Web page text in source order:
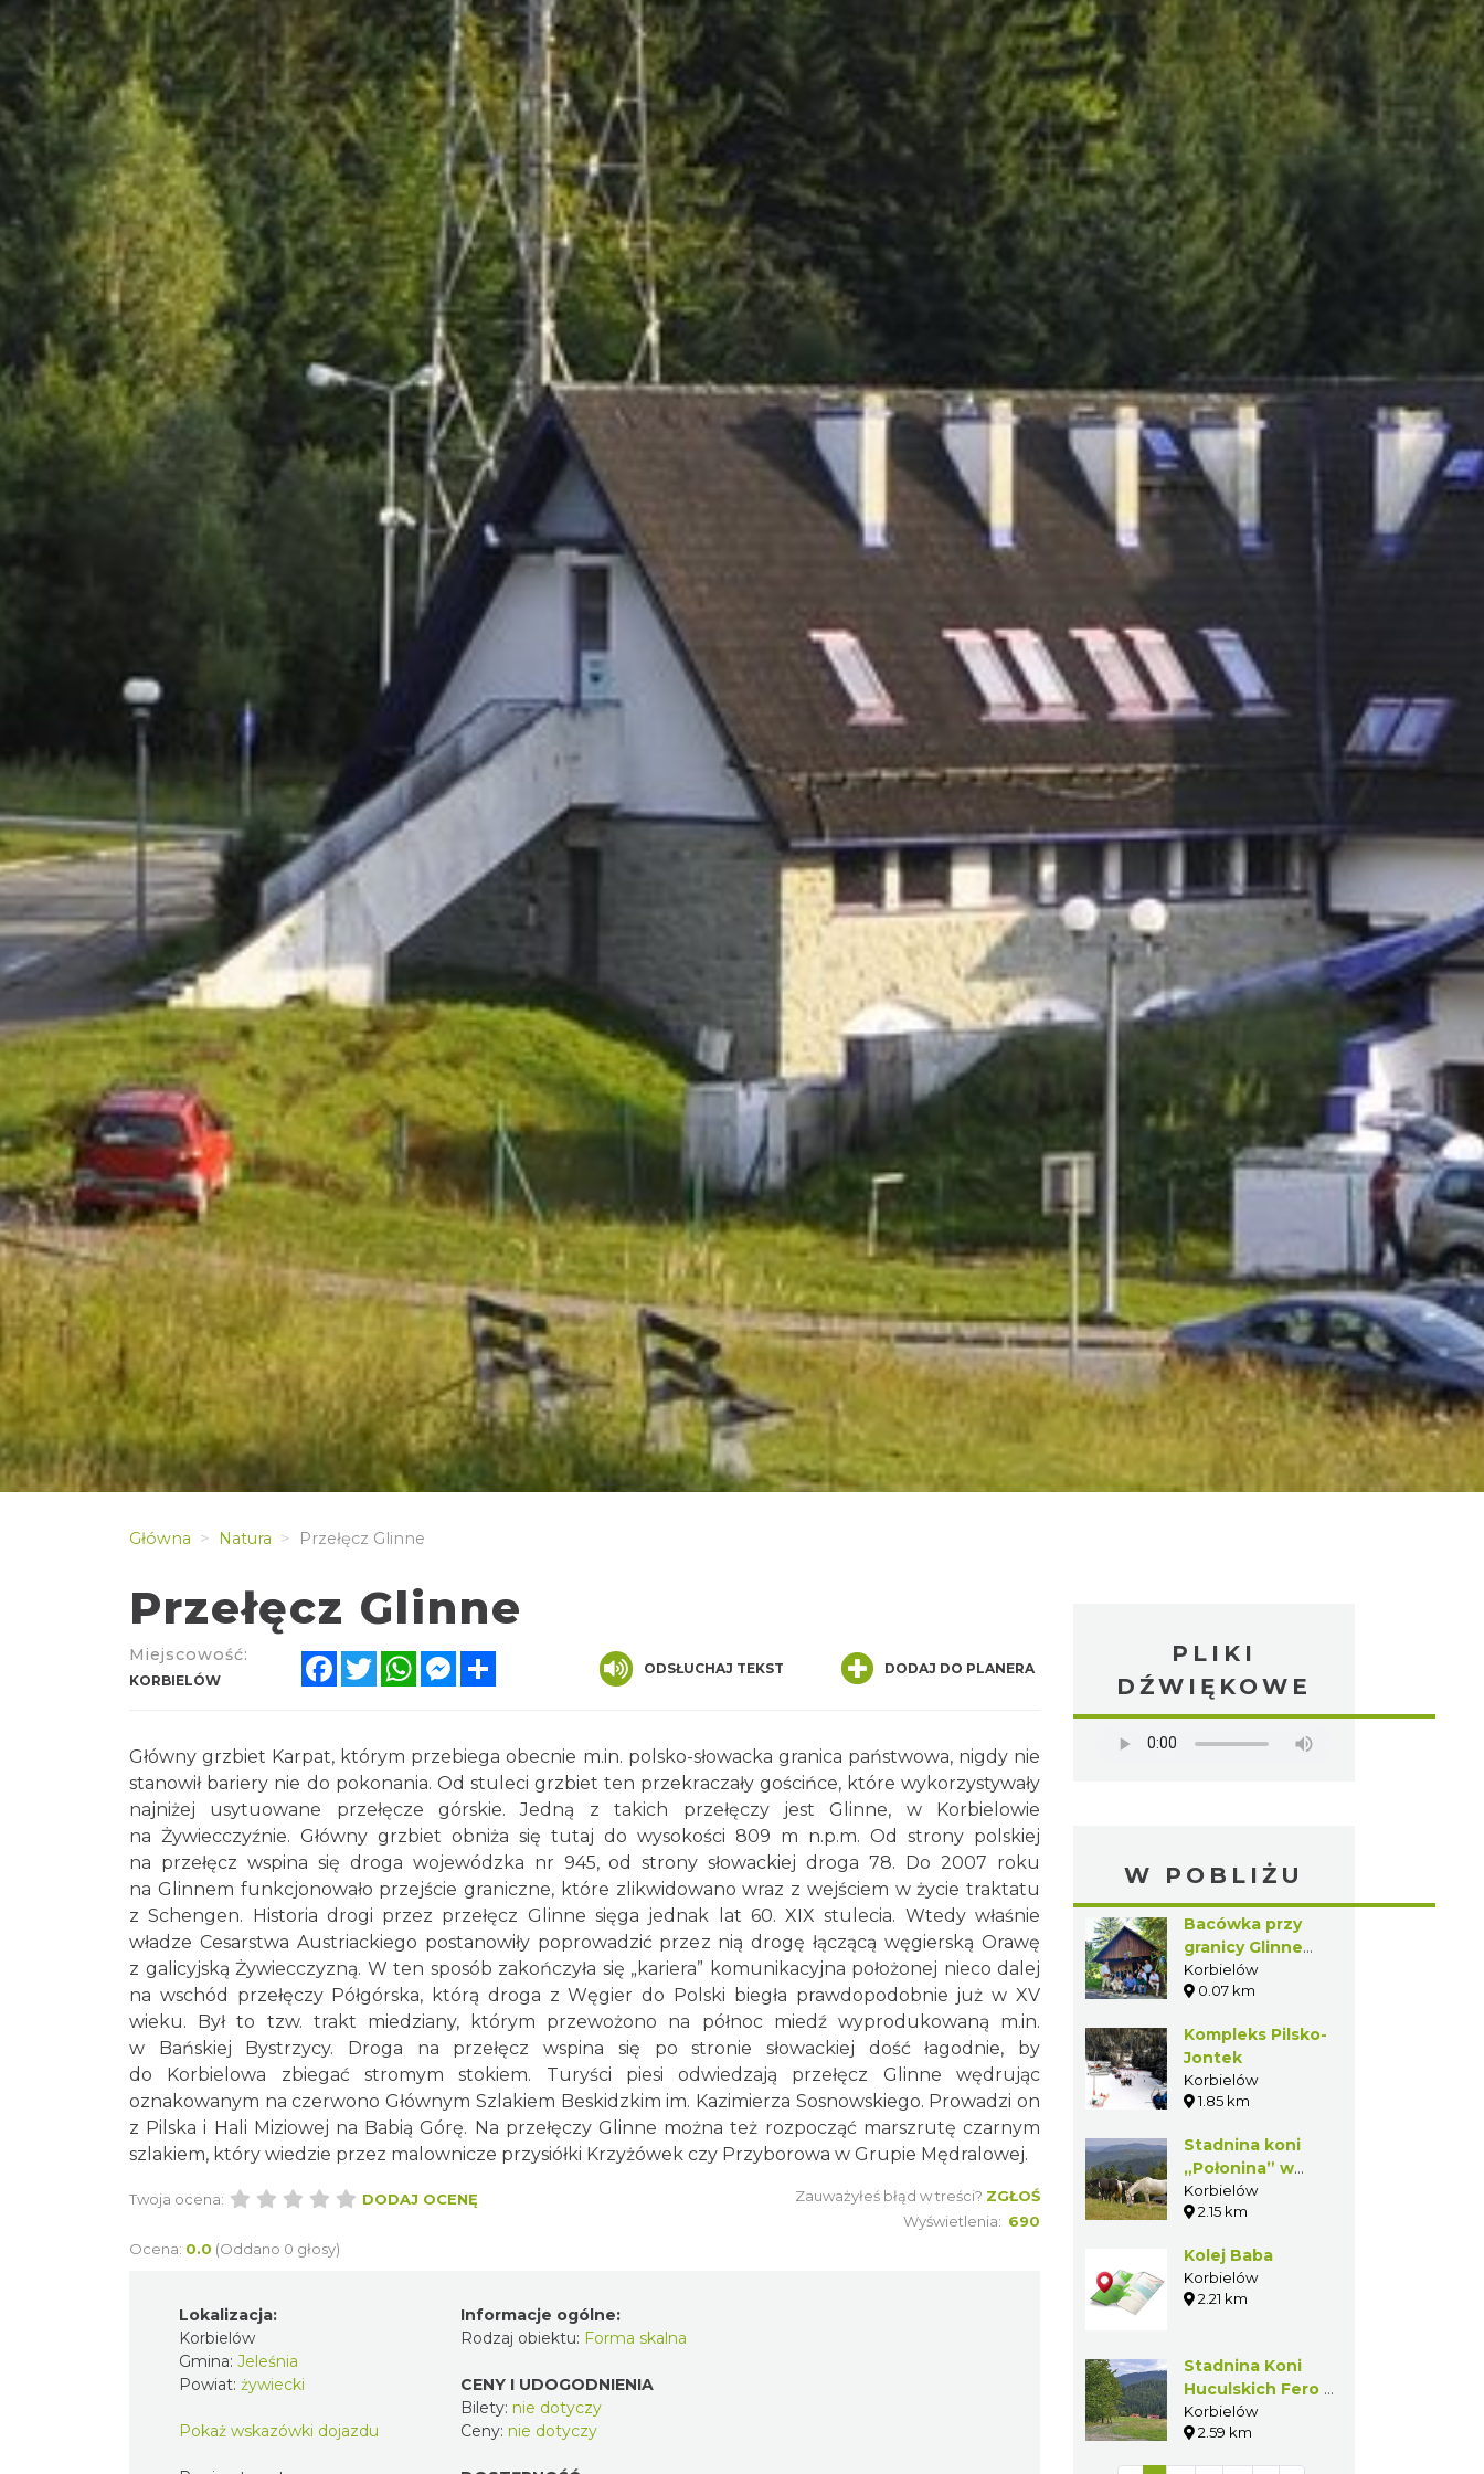
Główna Natura Przełęcz Glinne
Przełęcz Glinne
Miejscowość:
KORBIELÓW
FacebookTwitterWhatsAppMessenger ODSŁUCHAJ TEKST DODAJ DO PLANERA
Główny grzbiet Karpat, którym przebiega obecnie m.in. polsko-słowacka granica państwowa, nigdy nie
stanowił bariery nie do pokonania. Od stuleci grzbiet ten przekraczały gościńce, które wykorzystywały
najniżej usytuowane przełęcze górskie. Jedną z takich przełęczy jest Glinne, w Korbielowie
na Żywiecczyźnie. Główny grzbiet obniża się tutaj do wysokości 809 m n.p.m. Od strony polskiej
na przełęcz wspina się droga wojewódzka nr 945, od strony słowackiej droga 78. Do 2007 roku
na Glinnem funkcjonowało przejście graniczne, które zlikwidowano wraz z wejściem w życie traktatu
z Schengen. Historia drogi przez przełęcz Glinne sięga jednak lat 60. XIX stulecia. Wtedy właśnie
władze Cesarstwa Austriackiego postanowiły poprowadzić przez nią drogę łączącą węgierską Orawę
z galicyjską Żywiecczyzną. W ten sposób zakończyła się „kariera” komunikacyjna położonej nieco dalej
na wschód przełęczy Półgórska, którą droga z Węgier do Polski biegła prawdopodobnie już w XV
wieku. Był to tzw. trakt miedziany, którym przewożono na północ miedź wyprodukowaną m.in.
w Bańskiej Bystrzycy. Droga na przełęcz wspina się po stronie słowackiej dość łagodnie, by
do Korbielowa zbiegać stromym stokiem. Turyści piesi odwiedzają przełęcz Glinne wędrując
oznakowanym na czerwono Głównym Szlakiem Beskidzkim im. Kazimierza Sosnowskiego. Prowadzi on
z Pilska i Hali Miziowej na Babią Górę. Na przełęczy Glinne można też rozpocząć marszrutę czarnym
szlakiem, który wiedzie przez malownicze przysiółki Krzyżówek czy Przyborowa w Grupie Mędralowej.
Twoja ocena: DODAJ OCENĘ
Ocena: 0.0 (Oddano 0 głosy)
Zauważyłeś błąd w treści? ZGŁOŚ
Wyświetlenia: 690
Lokalizacja:
Korbielów
Gmina: Jeleśnia
Powiat: żywiecki
Pokaż wskazówki dojazdu
Informacje ogólne:
Rodzaj obiektu: Forma skalna
CENY I UDOGODNIENIA
Bilety: nie dotyczy
Ceny: nie dotyczy
PLIKI
DŹWIĘKOWE
W POBLIŻU
Bacówka przy
granicy Glinne
809 m n.p.m. w
Korbielowie
Korbielów
0.07 km
Kompleks Pilsko-
Jontek
Korbielów
1.85 km
Stadnina koni
„Połonina” w
Korbielowie
Korbielów
2.15 km
Kolej Baba
Korbielów
2.21 km
Stadnina Koni
Huculskich Fero w
Korbielowie
Korbielów
2.59 km